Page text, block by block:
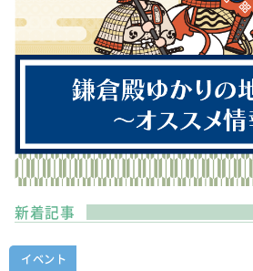
新着記事
イベント